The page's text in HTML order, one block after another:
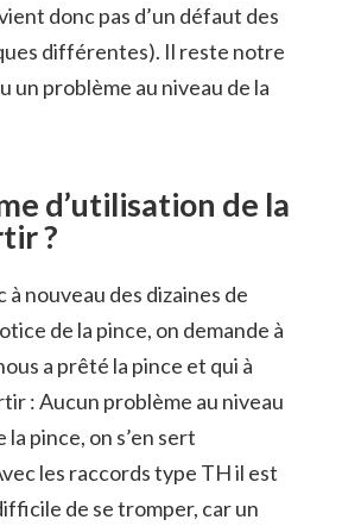
donc pas d’un défaut des
différentes). Il reste notre
un problème au niveau de la
d’utilisation de la
?
nouveau des dizaines de
de la pince, on demande à
a prêté la pince et qui à
: Aucun problème au niveau
la pince, on s’en sert
les raccords type TH il est
de se tromper, car un